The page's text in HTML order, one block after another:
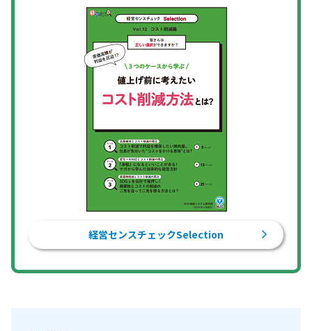
経営センスチェックSelection